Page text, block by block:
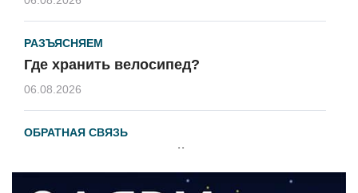
РАЗЪЯСНЯЕМ
Где хранить велосипед?
06.08.2026
ОБРАТНАЯ СВЯЗЬ
Администрация онлайн